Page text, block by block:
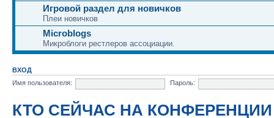
Игровой раздел для новичков
Плеи новичков
Microblogs
Микроблоги рестлеров ассоциации.
ВХОД
Имя пользователя:
Пароль:
КТО СЕЙЧАС НА КОНФЕРЕНЦИИ